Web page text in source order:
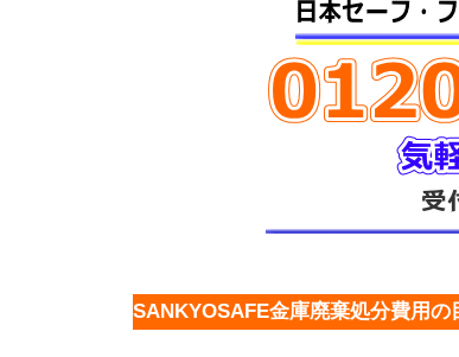
SANKYOSAFE金庫廃棄処分費用の